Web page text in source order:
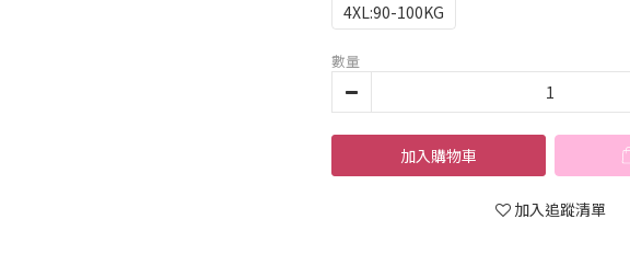
4XL:90-100KG
數量
加入購物車
加入追蹤清單